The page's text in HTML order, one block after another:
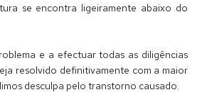
se encontra ligeiramente abaixo do
e a efectuar todas as diligências
resolvido definitivamente com a maior
desculpa pelo transtorno causado.